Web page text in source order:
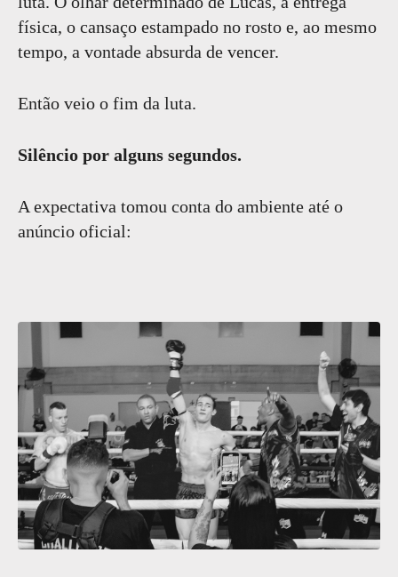
física, o cansaço estampado no rosto e, ao mesmo
tempo, a vontade absurda de vencer.
Então veio o fim da luta.
Silêncio por alguns segundos.
A expectativa tomou conta do ambiente até o
anúncio oficial: